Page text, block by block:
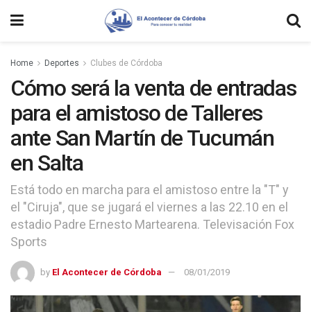
Home Deportes Clubes de Córdoba
Cómo será la venta de entradas
para el amistoso de Talleres
ante San Martín de Tucumán
en Salta
Está todo en marcha para el amistoso entre la "T" y
el "Ciruja", que se jugará el viernes a las 22.10 en el
estadio Padre Ernesto Martearena. Televisación Fox
Sports
by El Acontecer de Córdoba 08/01/2019